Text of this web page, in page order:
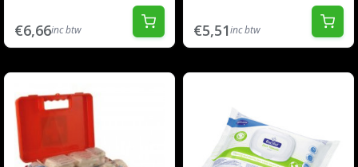
€6,66inc btw €5,51inc btw